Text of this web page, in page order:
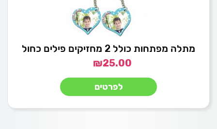
מתלה מפתחות כולל 2 מחזיקים פילים כחול
₪25.00
לפרטים